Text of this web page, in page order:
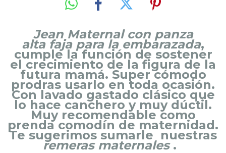
Jean Maternal con panza
alta faja para la embarazada,
cumple la función de sostener
el crecimiento de la figura de la
futura mamá. Super cómodo
prodras usarlo en toda ocasión.
Con lavado gastado clásico que
lo hace canchero y muy dúctil.
Muy recomendable como
prenda comodín de maternidad.
Te sugerimos sumarle nuestras
remeras maternales.